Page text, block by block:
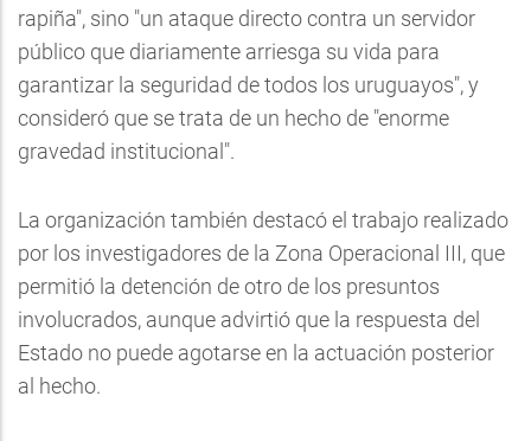
rapiña", sino "un ataque directo contra un servidor
público que diariamente arriesga su vida para
garantizar la seguridad de todos los uruguayos", y
consideró que se trata de un hecho de "enorme
gravedad institucional".
La organización también destacó el trabajo realizado
por los investigadores de la Zona Operacional III, que
permitió la detención de otro de los presuntos
involucrados, aunque advirtió que la respuesta del
Estado no puede agotarse en la actuación posterior
al hecho.